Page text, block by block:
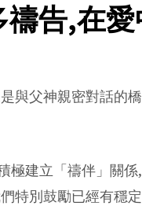
告,在
與父神親密對話的
極建立「禱伴」關
特別鼓勵已經有穩